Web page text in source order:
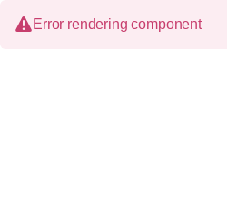
Error rendering component